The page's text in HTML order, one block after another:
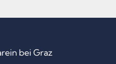
bei Graz